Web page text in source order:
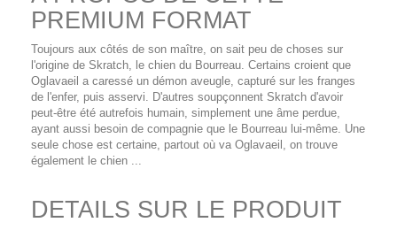
PREMIUM FORMAT
Toujours aux côtés de son maître, on sait peu de choses sur
l'origine de Skratch, le chien du Bourreau. Certains croient que
Oglavaeil a caressé un démon aveugle, capturé sur les franges
de l'enfer, puis asservi. D'autres soupçonnent Skratch d'avoir
peut-être été autrefois humain, simplement une âme perdue,
ayant aussi besoin de compagnie que le Bourreau lui-même. Une
seule chose est certaine, partout où va Oglavaeil, on trouve
également le chien ...
DETAILS SUR LE PRODUIT